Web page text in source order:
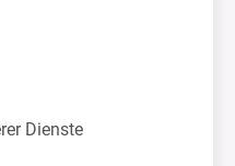
Dienste